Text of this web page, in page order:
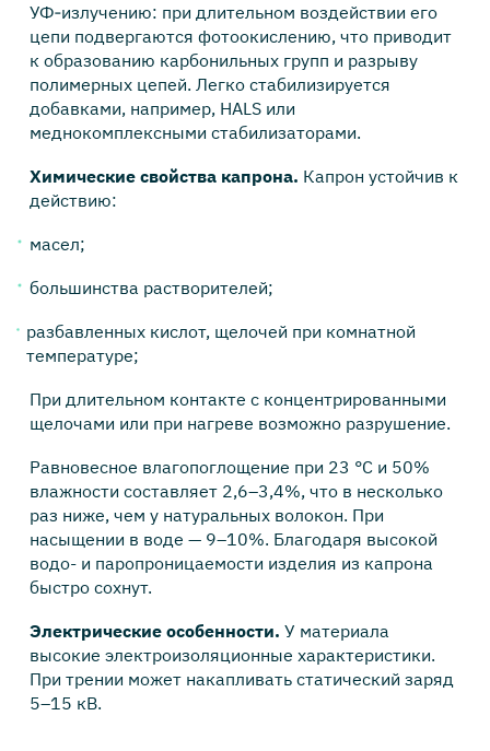
УФ‑излучению: при длительном воздействии его
цепи подвергаются фотоокислению, что приводит
к образованию карбонильных групп и разрыву
полимерных цепей. Легко стабилизируется
добавками, например, HALS или
меднокомплексными стабилизаторами.
Химические свойства капрона. Капрон устойчив к
действию:
масел;
большинства растворителей;
разбавленных кислот, щелочей при комнатной
температуре;
При длительном контакте с концентрированными
щелочами или при нагреве возможно разрушение.
Равновесное влагопоглощение при 23 °C и 50%
влажности составляет 2,6–3,4%, что в несколько
раз ниже, чем у натуральных волокон. При
насыщении в воде — 9–10%. Благодаря высокой
водо- и паропроницаемости изделия из капрона
быстро сохнут.
Электрические особенности. У материала
высокие электроизоляционные характеристики.
При трении может накапливать статический заряд
5–15 кВ.